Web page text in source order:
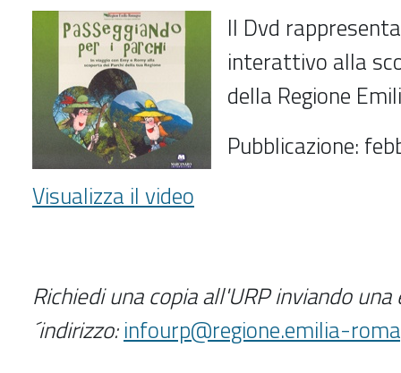
Il Dvd
interattivo alla
della Regione
Pubblicazione:
Visualizza il video
Richiedi una copia all'URP inviando
´indirizzo: infourp@regione.emilia-